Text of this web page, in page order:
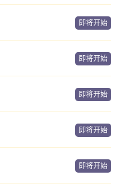
即将开始
即将开始
即将开始
即将开始
即将开始